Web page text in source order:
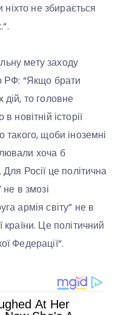
ніхто не збирається
мету заходу
РФ: “Якщо брати
дій, то головне
новітній історії
такого, щоби іноземні
хоча б
Росії це політична
не в змозі
армія світу” не в
країни. Це політичний
Федерації“.